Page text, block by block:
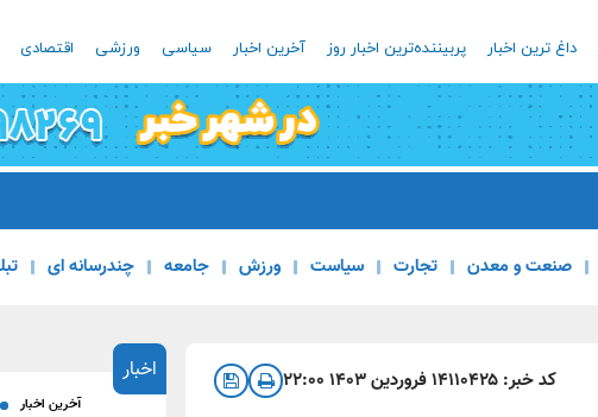
داغ ترین اخبار پربیننده‌ترین اخبار روز آخرین اخبار سیاسی ورزشی اقتصادی